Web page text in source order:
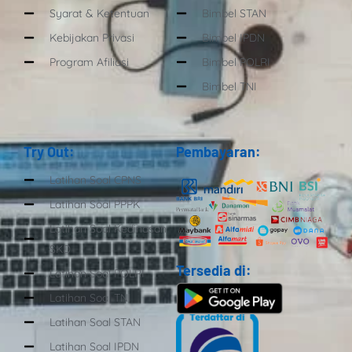
Syarat & Ketentuan
Kebijakan Privasi
Program Afiliasi
Bimbel STAN
Bimbel IPDN
Bimbel POLRI
Bimbel TNI
Try Out:
Latihan Soal CPNS
Latihan Soal PPPK
Latihan Soal Kedinasan
SKD
Latihan Soal POLRI
Latihan Soal TNI
Latihan Soal STAN
Latihan Soal IPDN
Pembayaran:
Tersedia di: